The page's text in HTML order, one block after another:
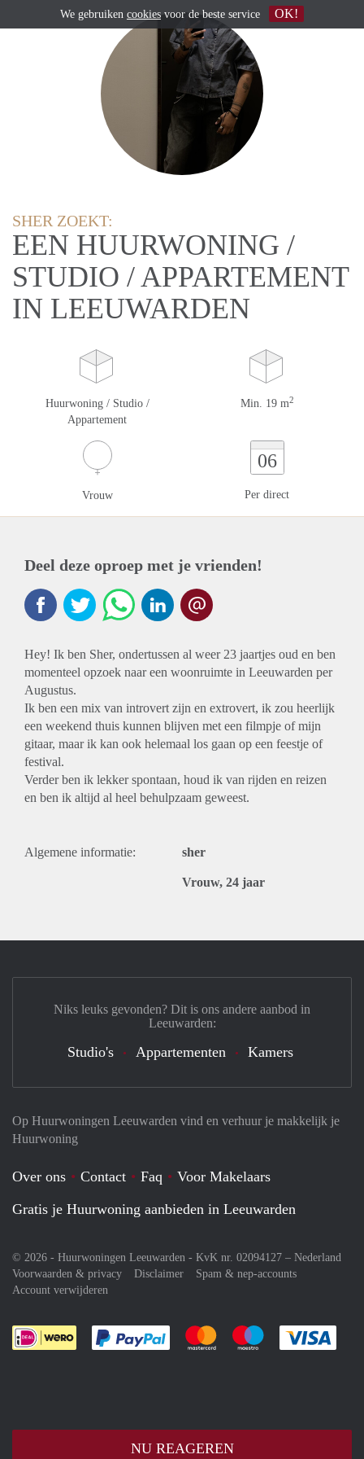
SHER ZOEKT:
EEN HUURWONING /
STUDIO / APPARTEMENT
IN LEEUWARDEN
Huurwoning / Studio /
Appartement
Min. 19 m2
Vrouw
06
Per direct
Deel deze oproep met je vrienden!
Hey! Ik ben Sher, ondertussen al weer 23 jaartjes oud en ben
momenteel opzoek naar een woonruimte in Leeuwarden per
Augustus.
Ik ben een mix van introvert zijn en extrovert, ik zou heerlijk
een weekend thuis kunnen blijven met een filmpje of mijn
gitaar, maar ik kan ook helemaal los gaan op een feestje of
festival.
Verder ben ik lekker spontaan, houd ik van rijden en reizen
en ben ik altijd al heel behulpzaam geweest.
Algemene informatie: sher
Vrouw, 24 jaar
NU REAGEREN
Op Huurwoningen Leeuwarden vind en verhuur je makkelijk je
Huurwoning
Over ons Contact Faq
Voor Makelaars
Gratis je Huurwoning aanbieden in Leeuwarden
© 2026 - Huurwoningen Leeuwarden - KvK nr. 02094127 – Nederland
Voorwaarden & privacy
Disclaimer
Spam & nep-accounts
Account verwijderen
Je rekent gemakkelijk af met Paypal
Je rekent gemakkelijk af met
Je rekent
Niks leuks gevonden? Dit is ons andere aanbod in
Leeuwarden:
Studio's Appartementen Kamers
We gebruiken cookies voor de beste service OK!